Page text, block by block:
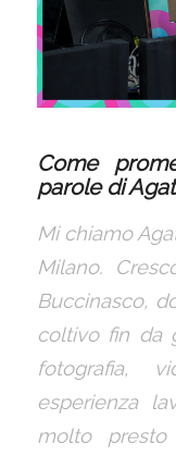
Come
parole di
Mi chiamo
Milano.
Buccinasco,
coltivo fin da
fotografia,
esperienza
molto